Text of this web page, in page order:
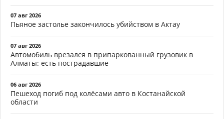
07 авг 2026
Пьяное застолье закончилось убийством в Актау
07 авг 2026
Автомобиль врезался в припаркованный грузовик в
Алматы: есть пострадавшие
06 авг 2026
Пешеход погиб под колёсами авто в Костанайской
области